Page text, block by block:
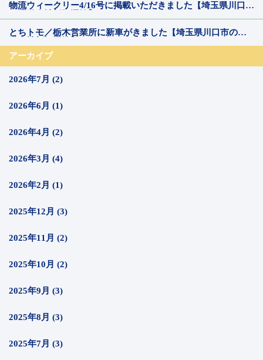
物流ウィークリー4/16号に掲載いただきました【埼玉県川口市
とちトモ／栃木営業所に新車がきました【埼玉県川口市の運
アーカイブ
2026年7月 (2)
2026年6月 (1)
2026年4月 (2)
2026年3月 (4)
2026年2月 (1)
2025年12月 (3)
2025年11月 (2)
2025年10月 (2)
2025年9月 (3)
2025年8月 (3)
2025年7月 (3)